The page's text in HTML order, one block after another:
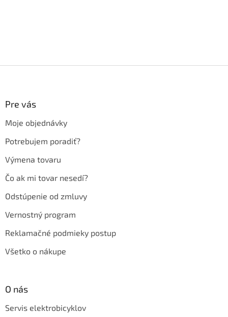
Pre vás
Moje objednávky
Potrebujem poradiť?
Výmena tovaru
Čo ak mi tovar nesedí?
Odstúpenie od zmluvy
Vernostný program
Reklamačné podmieky postup
Všetko o nákupe
O nás
Servis elektrobicyklov